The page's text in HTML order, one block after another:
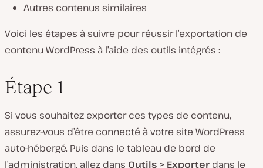
Autres contenus similaires
Voici les étapes à suivre pour réussir l’exportation de
contenu WordPress à l’aide des outils intégrés :
Étape 1
Si vous souhaitez exporter ces types de contenu,
assurez-vous d’être connecté à votre site WordPress
auto-hébergé. Puis dans le tableau de bord de
l’administration, allez dans Outils > Exporter dans le